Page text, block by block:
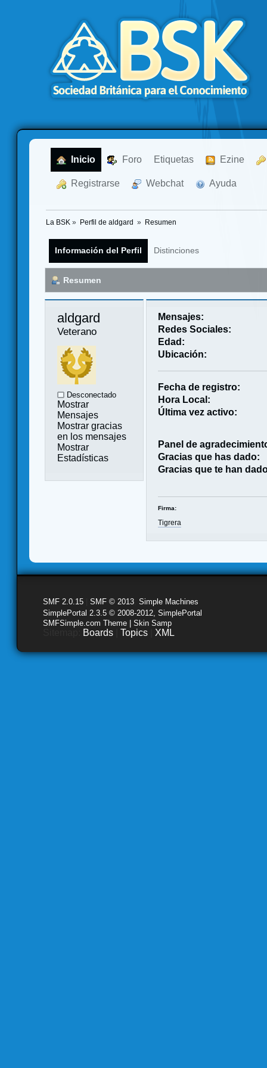
Inicio Foro Etiquetas Ezine
Registrarse Webchat Ayuda
La BSK » Perfil de aldgard » Resumen
Información del Perfil Distinciones
Resumen
aldgard
Veterano
Desconectado
Mostrar
Mensajes
Mostrar gracias
en los mensajes
Mostrar
Estadísticas
Mensajes:
Redes Sociales:
Edad:
Ubicación:
Fecha de registro:
Hora Local:
Última vez activo:
Panel de
Gracias que has dado:
Gracias que te han
Firma:
Tigrera
SMF 2.0.15 SMF © 2013 Simple Machines
SimplePortal 2.3.5 © 2008-2012, SimplePortal
SMFSimple.com Theme | Skin Samp
Boards Topics XML